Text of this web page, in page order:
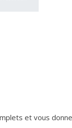
et vous